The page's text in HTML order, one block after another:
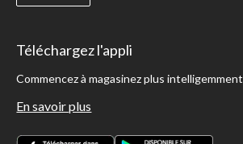
Téléchargez l'appli
Commencez à magasinez plus intelligemment
En savoir plus